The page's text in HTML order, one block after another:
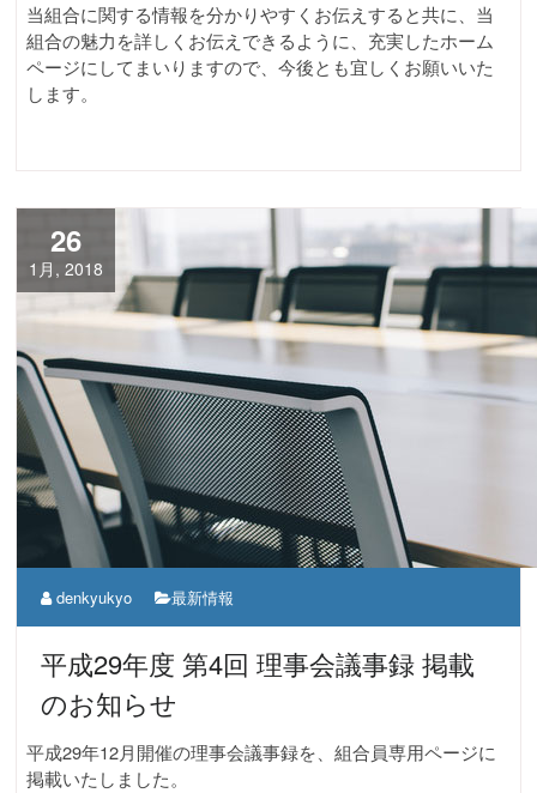
当組合に関する情報を分かりやすくお伝えすると共に、当
組合の魅力を詳しくお伝えできるように、充実したホーム
ページにしてまいりますので、今後とも宜しくお願いいた
します。
26
1月, 2018
denkyukyo 最新情報
平成29年度 第4回 理事会議事録 掲載
のお知らせ
平成29年12月開催の理事会議事録を、組合員専用ページに
掲載いたしました。